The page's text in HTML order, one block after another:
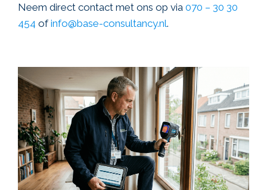
Neem direct contact met ons op via 070 – 30 30
454 ofinfo@base-consultancy.nl.